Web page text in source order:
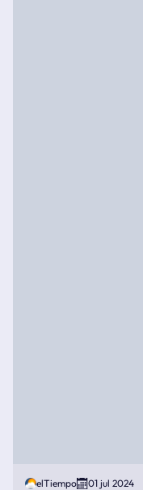
elTiempo 01 jul 2024